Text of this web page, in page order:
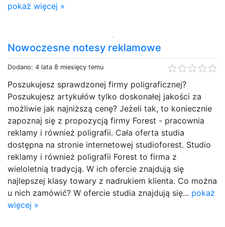
pokaż więcej »
Nowoczesne notesy reklamowe
Dodano: 4 lata 8 miesięcy temu
Poszukujesz sprawdzonej firmy poligraficznej?
Poszukujesz artykułów tylko doskonałej jakości za
możliwie jak najniższą cenę? Jeżeli tak, to koniecznie
zapoznaj się z propozycją firmy Forest - pracownia
reklamy i również poligrafii. Cała oferta studia
dostępna na stronie internetowej studioforest. Studio
reklamy i również poligrafii Forest to firma z
wieloletnią tradycją. W ich ofercie znajdują się
najlepszej klasy towary z nadrukiem klienta. Co można
u nich zamówić? W ofercie studia znajdują się... pokaż
więcej »